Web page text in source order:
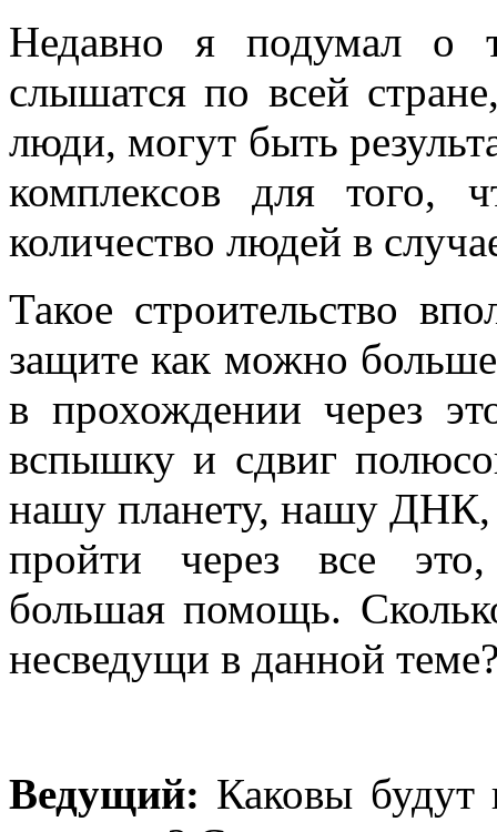
Недавно я подумал о
слышатся по всей
люди, могут быть
комплексов для того,
количество людей в
Такое строительство
защите как можно
в прохождении через
вспышку и сдвиг
нашу планету, нашу ДНК,
пройти через все
большая помощь.
несведущи в данной
Ведущий: Каковы будут